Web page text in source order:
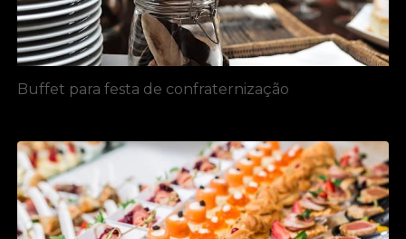
Buffet para festa de confraternização